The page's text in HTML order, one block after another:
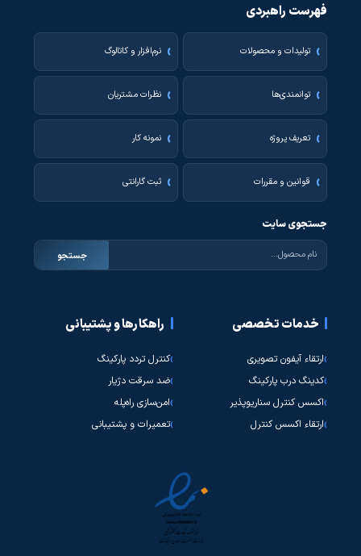
فهرست راهبردی
تولیدات و محصولات نرم‌افزار و کاتالوگ
توانمندی‌ها نظرات مشتریان
تعریف پروژه نمونه کار
قوانین و مقررات ثبت گارانتی
جستجوی سایت
جستجو
خدمات تخصصی
ارتقاء آیفون تصویری
کدینگ درب پارکینگ
اکسس کنترل سناریوپذیر
ارتقاء اکسس کنترل
راهکارها و پشتیبانی
کنترل تردد پارکینگ
ضد سرقت دژیار
امن‌سازی راه‌پله
تعمیرات و پشتیبانی